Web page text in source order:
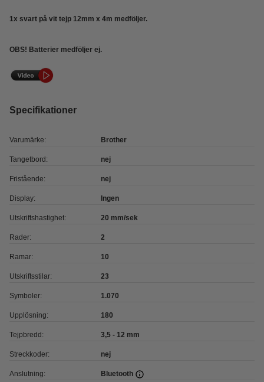
1x svart på vit tejp 12mm x 4m medföljer.
OBS! Batterier medföljer ej.
Specifikationer
Varumärke: Brother
Tangetbord: nej
Fristående: nej
Display: Ingen
Utskriftshastighet: 20 mm/sek
Rader: 2
Ramar: 10
Utskriftsstilar: 23
Symboler: 1.070
Upplösning: 180
Tejpbredd: 3,5 - 12 mm
Streckkoder: nej
Anslutning: Bluetooth